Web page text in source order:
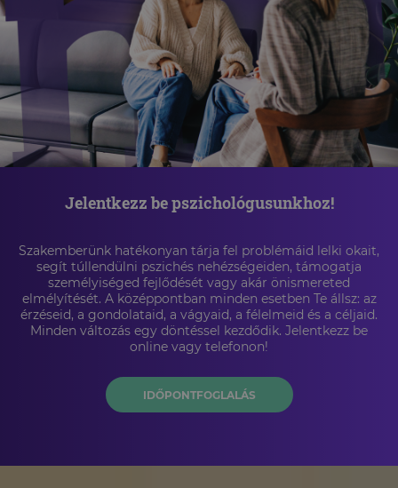
Jelentkezz be pszichológusunkhoz!
Szakemberünk hatékonyan tárja fel problémáid lelki okait,
segít túllendülni pszichés nehézségeiden, támogatja
személyiséged fejlődését vagy akár önismereted
elmélyítését. A középpontban minden esetben Te állsz: az
érzéseid, a gondolataid, a vágyaid, a félelmeid és a céljaid.
Minden változás egy döntéssel kezdődik. Jelentkezz be
online vagy telefonon!
IDŐPONTFOGLALÁS